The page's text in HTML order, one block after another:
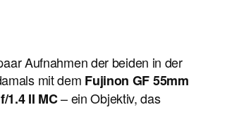
Aufnahmen der beiden in der
mit dem Fujinon GF 55mm
1.4 II MC– ein Objektiv, das